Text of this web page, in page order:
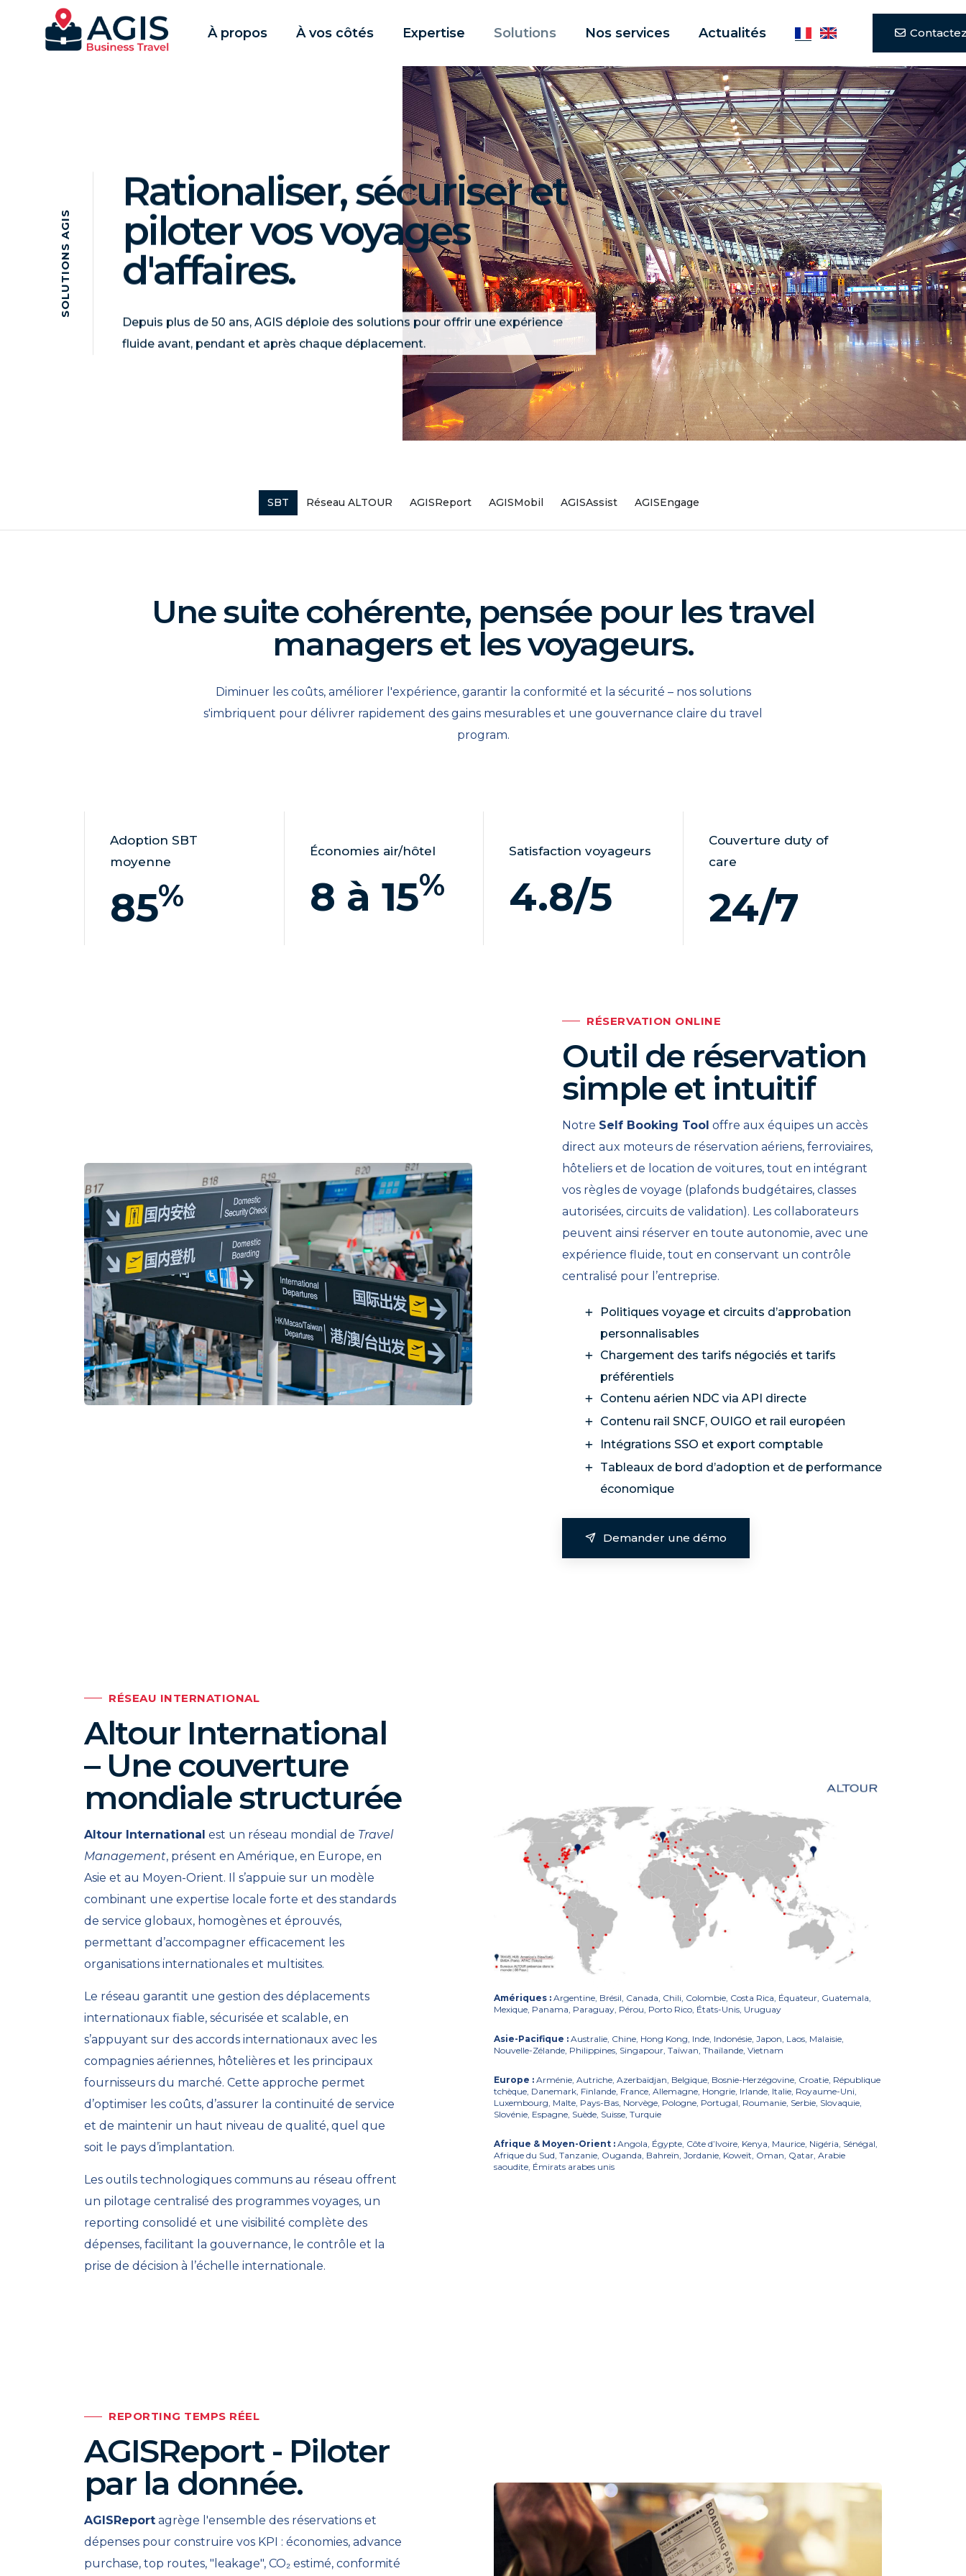
À propos À vos côtés Expertise Solutions Nos services Actualités
S
O
L
U
T
I
O
N
S
A
G
I
S
Rationaliser, sécuriser et
piloter vos voyages
d'affaires.
Depuis plus de 50 ans, AGIS déploie des solutions pour offrir une expérience
fluide avant, pendant et après chaque déplacement.
SBT Réseau ALTOUR AGISReport AGISMobil AGISAssist AGISEngage
Une suite cohérente, pensée pour les travel
managers et les voyageurs.
Diminuer les coûts, améliorer l'expérience, garantir la conformité et la sécurité – nos solutions
s'imbriquent pour délivrer rapidement des gains mesurables et une gouvernance claire du travel
program.
Adoption SBT
moyenne
85%
Économies air/hôtel
8 à 15%
Satisfaction voyageurs
4.8/5
Couverture duty of
care
24/7
RÉSERVATION ONLINE
Outil de réservation
simple et intuitif
Notre Self Booking Tool offre aux équipes un accès
direct aux moteurs de réservation aériens, ferroviaires,
hôteliers et de location de voitures, tout en intégrant
vos règles de voyage (plafonds budgétaires, classes
autorisées, circuits de validation). Les collaborateurs
peuvent ainsi réserver en toute autonomie, avec une
expérience fluide, tout en conservant un contrôle
centralisé pour l’entreprise.
Politiques voyage et circuits d’approbation
personnalisables
Chargement des tarifs négociés et tarifs
préférentiels
Contenu aérien NDC via API directe
Contenu rail SNCF, OUIGO et rail européen
Intégrations SSO et export comptable
Tableaux de bord d’adoption et de performance
économique
Demander une démo
RÉSEAU INTERNATIONAL
Altour International
– Une couverture
mondiale structurée
Altour International est un réseau mondial de Travel
Management, présent en Amérique, en Europe, en
Asie et au Moyen-Orient. Il s’appuie sur un modèle
combinant une expertise locale forte et des standards
de service globaux, homogènes et éprouvés,
permettant d’accompagner efficacement les
organisations internationales et multisites.
Le réseau garantit une gestion des déplacements
internationaux fiable, sécurisée et scalable, en
s’appuyant sur des accords internationaux avec les
compagnies aériennes, hôtelières et les principaux
fournisseurs du marché. Cette approche permet
d’optimiser les coûts, d’assurer la continuité de service
et de maintenir un haut niveau de qualité, quel que
soit le pays d’implantation.
Les outils technologiques communs au réseau offrent
un pilotage centralisé des programmes voyages, un
reporting consolidé et une visibilité complète des
dépenses, facilitant la gouvernance, le contrôle et la
prise de décision à l’échelle internationale.
Amériques : Argentine, Brésil, Canada, Chili, Colombie, Costa Rica, Équateur, Guatemala,
Mexique, Panama, Paraguay, Pérou, Porto Rico, États-Unis, Uruguay
Asie-Pacifique : Australie, Chine, Hong Kong, Inde, Indonésie, Japon, Laos, Malaisie,
Nouvelle-Zélande, Philippines, Singapour, Taïwan, Thaïlande, Vietnam
Europe : Arménie, Autriche, Azerbaïdjan, Belgique, Bosnie-Herzégovine, Croatie, République
tchèque, Danemark, Finlande, France, Allemagne, Hongrie, Irlande, Italie, Royaume-Uni,
Luxembourg, Malte, Pays-Bas, Norvège, Pologne, Portugal, Roumanie, Serbie, Slovaquie,
Slovénie, Espagne, Suède, Suisse, Turquie
Afrique & Moyen-Orient : Angola, Égypte, Côte d’Ivoire, Kenya, Maurice, Nigéria, Sénégal,
Afrique du Sud, Tanzanie, Ouganda, Bahreïn, Jordanie, Koweït, Oman, Qatar, Arabie
saoudite, Émirats arabes unis
REPORTING TEMPS RÉEL
AGISReport - Piloter
par la donnée.
AGISReport agrège l'ensemble des réservations et
dépenses pour construire vos KPI : économies, advance
purchase, top routes, "leakage", CO₂ estimé, conformité